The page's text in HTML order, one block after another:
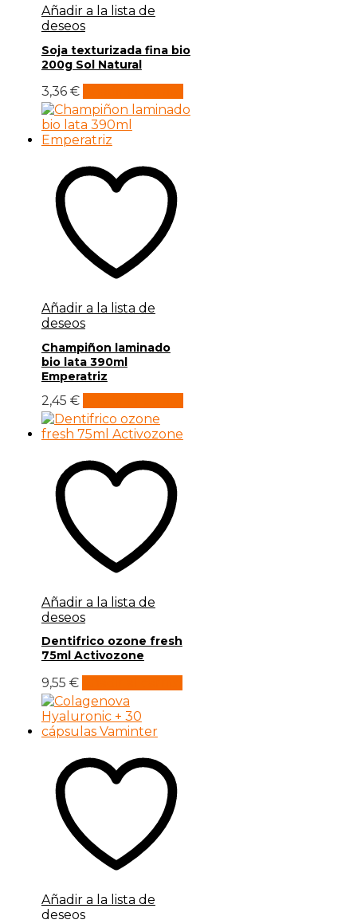
Añadir a la lista de
deseos
Soja texturizada fina bio
200g Sol Natural
3,36 €
Añadir a la lista de
deseos
Champiñon laminado
bio lata 390ml
Emperatriz
2,45 €
Añadir a la lista de
deseos
Dentifrico ozone fresh
75ml Activozone
9,55 €
Añadir a la lista de
deseos